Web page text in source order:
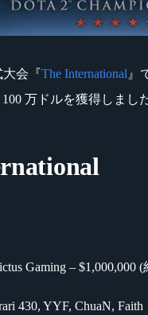
大会『The International 』
万ドルを獲得しました
Gaming – $1,000,000
430, YYF, ChuaN, Faith